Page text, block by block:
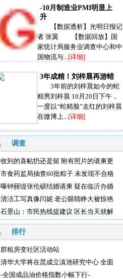
-10月制造业PMI明显上
升
【数据透析】光明日报记
者 张翼 【数据回放】国
家统计局服务业调查中心和中
国物流与...[详细]
3年成精！刘梓晨再游蜡
3年前的刘梓晨如今的蛇
精男刘梓晨 10月20日下午，
一度以“蛇精脸”走红的刘梓晨
在微博上...[详细]
调查
收到的喜帖扔还是留 附有照片的请柬更
市食药监局抽查60批粽子 未发现不合格
曝钟丽缇张伦硕结婚请柬 疑在临沂办婚
清洁工写真像闫妮 老公眼睛睁大被惊艳
石景山：市民热线提建议 区长当天就解
排行
群租房变社区活动站
清华大学将在昆成立滇池研究中心 全面
-全国成品油价格指数小幅下行-